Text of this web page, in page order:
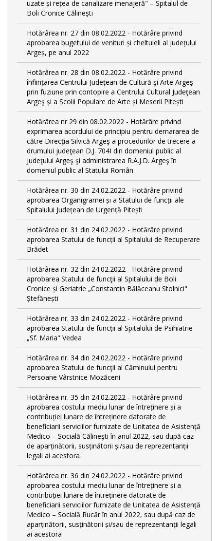
uzate și rețea de canalizare menajeră" – Spitalul de
Boli Cronice Călinești
Hotărârea nr. 27 din 08.02.2022 - Hotărâre privind
aprobarea bugetului de venituri și cheltuieli al județului
Argeș, pe anul 2022
Hotărârea nr. 28 din 08.02.2022 - Hotărâre privind
înființarea Centrului Județean de Cultură şi Arte Argeș
prin fuziune prin contopire a Centrului Cultural Judeţean
Argeş și a Școlii Populare de Arte și Meserii Pitești
Hotărârea nr 29 din 08.02.2022 - Hotărâre privind
exprimarea acordului de principiu pentru demararea de
către Direcţia Silvică Argeş a procedurilor de trecere a
drumului judeţean D.J. 704I din domeniul public al
Judeţului Argeş şi administrarea R.A.J.D. Argeş în
domeniul public al Statului Român
Hotărârea nr. 30 din 24.02.2022 - Hotărâre privind
aprobarea Organigramei și a Statului de funcții ale
Spitalului Județean de Urgență Pitești
Hotărârea nr. 31 din 24.02.2022 - Hotărâre privind
aprobarea Statului de funcții al Spitalului de Recuperare
Brădet
Hotărârea nr. 32 din 24.02.2022 - Hotărâre privind
aprobarea Statului de funcţii al Spitalului de Boli
Cronice și Geriatrie „Constantin Bălăceanu Stolnici"
Ștefănești
Hotărârea nr. 33 din 24.02.2022 - Hotărâre privind
aprobarea Statului de funcții al Spitalului de Psihiatrie
„Sf. Maria" Vedea
Hotărârea nr. 34 din 24.02.2022 - Hotărâre privind
aprobarea Statului de funcţii al Căminului pentru
Persoane Vârstnice Mozăceni
Hotărârea nr. 35 din 24.02.2022 - Hotărâre privind
aprobarea costului mediu lunar de întreținere și a
contribuției lunare de întreținere datorate de
beneficiarii serviciilor furnizate de Unitatea de Asistență
Medico – Socială Călineşti în anul 2022, sau după caz
de aparținătorii, susținătorii și/sau de reprezentanții
legali ai acestora
Hotărârea nr. 36 din 24.02.2022 - Hotărâre privind
aprobarea costului mediu lunar de întreținere și a
contribuției lunare de întreținere datorate de
beneficiarii serviciilor furnizate de Unitatea de Asistență
Medico – Socială Rucăr în anul 2022, sau după caz de
aparținătorii, susținătorii și/sau de reprezentanții legali
ai acestora